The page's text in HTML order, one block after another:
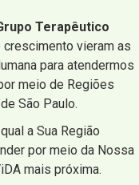
Terapêutico
vieram as
para atendermos
meio de Regiões
São Paulo.
a Sua Região
por meio da Nossa
mais próxima.